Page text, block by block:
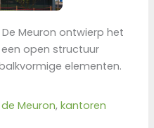
Meuron ontwierp het
open structuur
elementen.
Meuron, kantoren